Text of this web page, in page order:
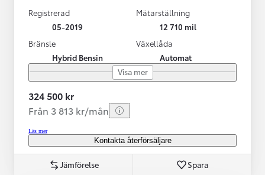
Registrerad
05-2019
Mätarställning
12 710 mil
Bränsle
Hybrid Bensin
Växellåda
Automat
Visa mer
324 500 kr
Från 3 813 kr/mån
Läs mer
Kontakta återförsäljare
Jämförelse Spara